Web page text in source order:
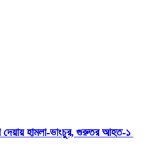
দেয়ায় হামলা-ভাংচুর, গুরুতর আহত-১